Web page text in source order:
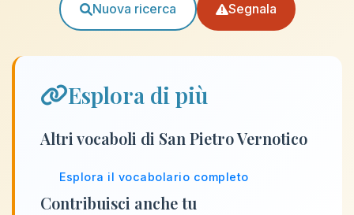
Nuova ricerca Segnala
Esplora di più
Altri vocaboli di San Pietro Vernotico
Esplora il vocabolario completo
Contribuisci anche tu